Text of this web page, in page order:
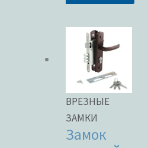
ВРЕЗНЫЕ
ЗАМКИ
Замок